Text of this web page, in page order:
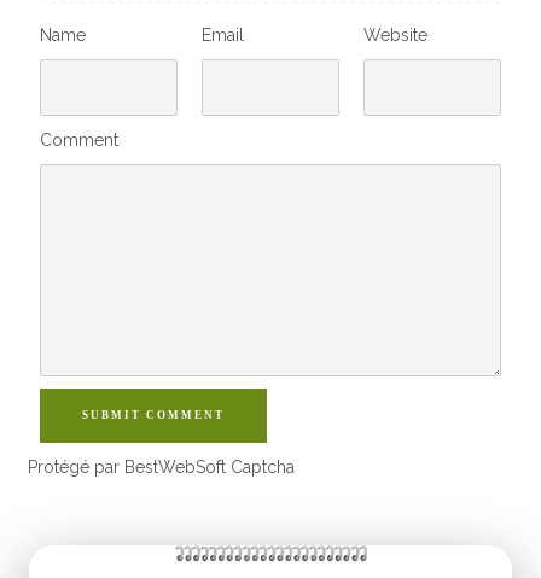
Name Email Website
Comment
SUBMIT COMMENT
Protégé par BestWebSoft Captcha